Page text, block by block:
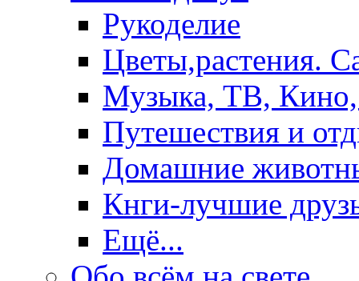
Рукоделие
Цветы,растения.
Музыка, ТВ,
Путешествия и
Домашние
Кнги-лучшие
Ещё...